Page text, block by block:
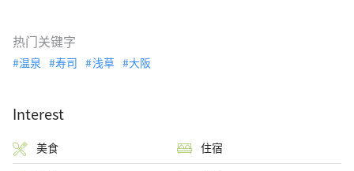
热门关键字
温泉 寿司 浅草 大阪
Interest
美食 住宿